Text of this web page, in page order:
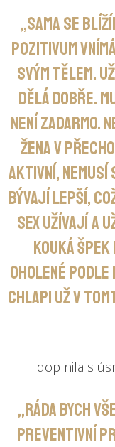
„Sama se
pozitivum
svým tělem.
dělá dobře.
není zadarmo.
žena v
aktivní,
bývají lepší,
sex užívají a
kouká
oholené podle
chlapi už v
doplnila s
„Ráda bych
preventivní